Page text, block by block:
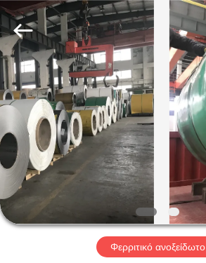
ΣΠΊΤΙ
ΠΡΟΪΌΝΤΑ
ΒΊΝΤΕΟ
ΠΕΡΊΠΟΥ
ΕΜΕΊΣ
Special
Steel
Co.,
Ltd.
Rights
Reserved.
Φερριτικό ανοξείδωτο